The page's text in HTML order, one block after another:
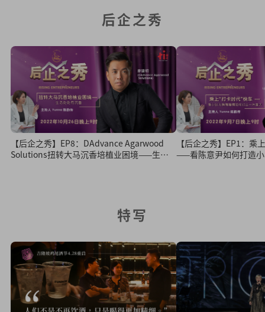
后企之秀
【后企之秀】EP8：DAdvance Agarwood
Solutions扭转大马沉香培植业困境——生活
【后企之秀】EP1：
——看陈意尹如何打造
特写